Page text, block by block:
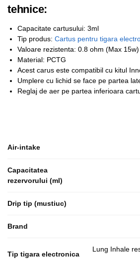
tehnice:
Capacitate cartusului: 3ml
Tip produs: Cartus pentru tigara
Valoare rezistenta: 0.8 ohm (Max 15w)
Material: PCTG
Acest carus este compatibil cu kitul
Umplere cu lichid se face pe partea
Reglaj de aer pe partea inferioara
Air-intake
Capacitatea
rezervorului (ml)
Drip tip (mustiuc)
Brand
Tip tigara electronica
Lung Inhale